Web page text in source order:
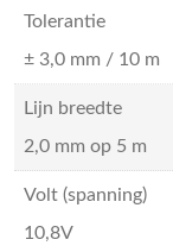
Tolerantie
± 3,0 mm / 10 m
Lijn breedte
2,0 mm op 5 m
Volt (spanning)
10,8V